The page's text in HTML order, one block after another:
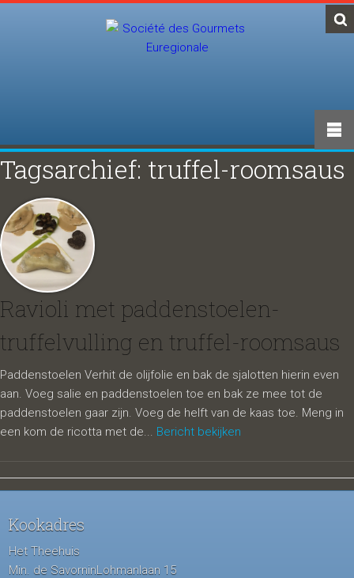
Tagsarchief: truffel-roomsaus
Ravioli met paddenstoelen-
truffelvulling en truffel-roomsaus
Paddenstoelen Verhit de olijfolie en bak de sjalotten hierin even
aan. Voeg salie en paddenstoelen toe en bak ze mee tot de
paddenstoelen gaar zijn. Voeg de helft van de kaas toe. Meng in
een kom de ricotta met de... Bericht bekijken
Kookadres
Het Theehuis
Min. de SavorninLohmanlaan 15